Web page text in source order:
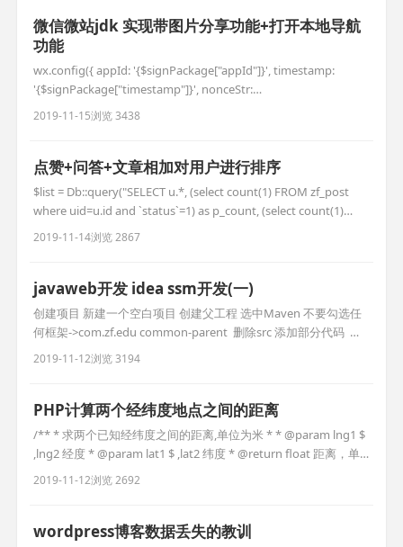
微信微站jdk 实现带图片分享功能+打开本地导航
功能
wx.config({ appId: '{$signPackage["appId"]}', timestamp:
'{$signPackage["timestamp"]}', nonceStr:
'{$signPackage["nonceStr"]}', signature:
'{$signPackage["signature"]}', jsApiList:
2019-11-15浏览 3438
点赞+问答+文章相加对用户进行排序
$list = Db::query("SELECT u.*, (select count(1) FROM zf_post
where uid=u.id and `status`=1) as p_count, (select count(1)
FROM zf_like where uid=u.id) as l_count, (select count(1) F
2019-11-14浏览 2867
javaweb开发 idea ssm开发(一)
创建项目 新建一个空白项目 创建父工程 选中Maven 不要勾选任
何框架->com.zf.edu common-parent ￼ 删除src 添加部分代码 ￼ 创
建model子工程 ￼ ￼ 新建一个model 先写字段, 然后按住快捷键生成
方法(command+n 选择setting 全选 确定) ￼ 设置数据
2019-11-12浏览 3194
PHP计算两个经纬度地点之间的距离
/** * 求两个已知经纬度之间的距离,单位为米 * * @param lng1 $
,lng2 经度 * @param lat1 $ ,lat2 纬度 * @return float 距离，单
位米 * @author www.Alixixi.com */ function getdistance($lng1,
$lat1, $lng2, $lat2) {
2019-11-12浏览 2692
wordpress博客数据丢失的教训